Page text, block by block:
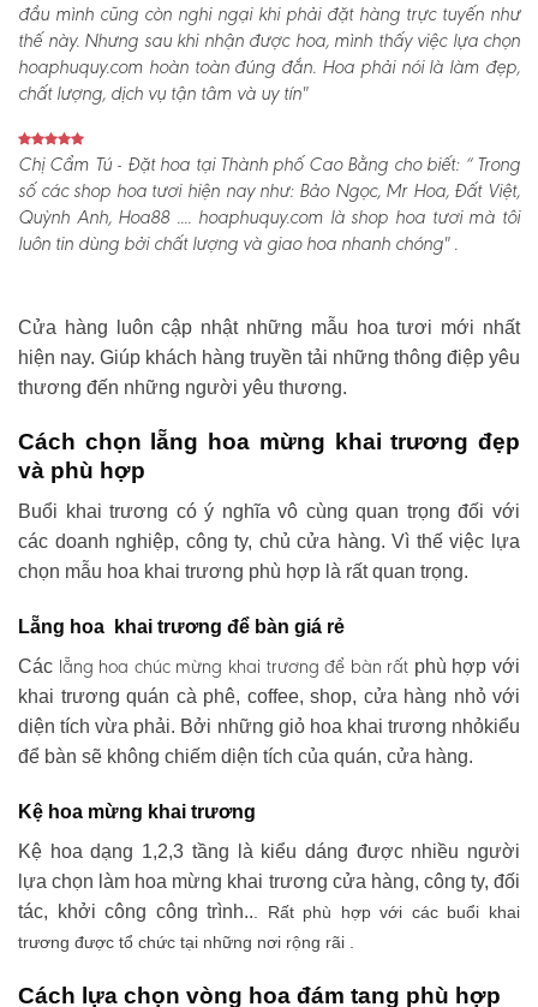
đầu mình cũng còn nghi ngại khi phải đặt hàng trực tuyến như
thế này. Nhưng sau khi nhận được hoa, mình thấy việc lựa chọn
hoaphuquy.com hoàn toàn đúng đắn. Hoa phải nói là làm đẹp,
chất lượng, dịch vụ tận tâm và uy tín"
Chị Cẩm Tú - Đặt hoa tại Thành phố Cao Bằng cho biết:“ Trong
số các shop hoa tươi hiện nay như: Bảo Ngọc, Mr Hoa, Đất Việt,
Quỳnh Anh, Hoa88 .... hoaphuquy.com là shop hoa tươi mà tôi
luôn tin dùng bởi chất lượng và giao hoa nhanh chóng" .
Cửa hàng luôn cập nhật những mẫu hoa tươi mới nhất
hiện nay. Giúp khách hàng truyền tải những thông điệp yêu
thương đến những người yêu thương.
Cách chọn lẵng hoa mừng khai trương đẹp
và phù hợp
Buổi khai trương có ý nghĩa vô cùng quan trọng đối với
các doanh nghiệp, công ty, chủ cửa hàng. Vì thế việc lựa
chọn mẫu hoa khai trương phù hợp là rất quan trọng.
Lẵng hoa khai trương để bàn giá rẻ
Các lẵng hoa chúc mừng khai trương để bàn rất phù hợp với
khai trương quán cà phê, coffee, shop, cửa hàng nhỏ với
diện tích vừa phải. Bởi những giỏ hoa khai trương nhỏkiểu
để bàn sẽ không chiếm diện tích của quán, cửa hàng.
Kệ hoa mừng khai trương
Kệ hoa dạng 1,2,3 tầng là kiểu dáng được nhiều người
lựa chọn làm hoa mừng khai trương cửa hàng, công ty, đối
tác, khởi công công trình.. . Rất phù hợp với các buổi khai
trương được tổ chức tại những nơi rộng rãi .
Cách lựa chọn vòng hoa đám tang phù hợp